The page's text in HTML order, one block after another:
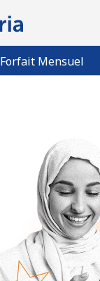
Forfait Mensuel